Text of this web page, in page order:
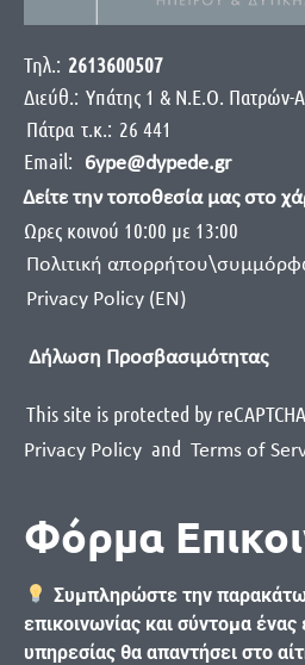
Τηλ.: 2613600507
Διεύθ.: Yπάτης 1 & Ν.Ε.Ο. Πατρών-
Πάτρα τ.κ.: 26 441
Email:
6ype@dypede.gr
Δείτε την τοποθεσία μας στο
Ωρες κοινού 10:00 με 13:00
Πολιτική
Privacy Policy (EN)
Δήλωση Προσβασιμότητας
This site is protected by
Privacy Policy and Terms of
Φόρμα
Συμπληρώστε την
επικοινωνίας και σύντομα
υπηρεσίας θα απαντήσει στο